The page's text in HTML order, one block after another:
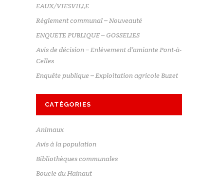
EAUX/VIESVILLE
Règlement communal – Nouveauté
ENQUETE PUBLIQUE – GOSSELIES
Avis de décision – Enlèvement d’amiante Pont-à-
Celles
Enquête publique – Exploitation agricole Buzet
CATÉGORIES
Animaux
Avis à la population
Bibliothèques communales
Boucle du Hainaut